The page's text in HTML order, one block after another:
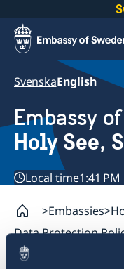
SvenskaEnglish
Embassy
Holy See,
Local time1:41 PM
Embassies
Data Protection